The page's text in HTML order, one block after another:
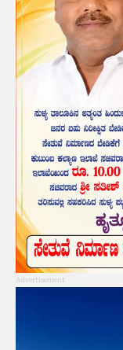
Advertisement